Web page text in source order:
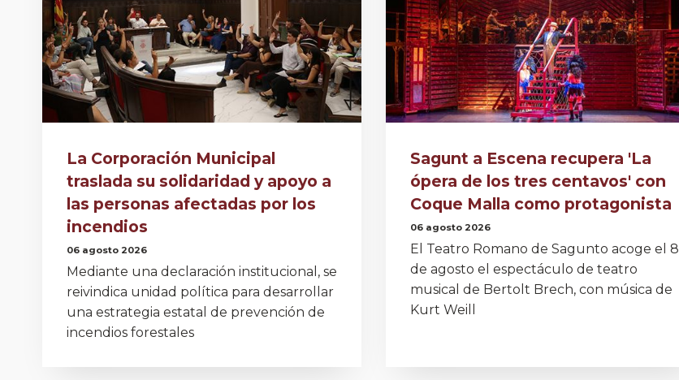
La Corporación Municipal
traslada su solidaridad y apoyo a
las personas afectadas por los
incendios
06 agosto 2026
Mediante una declaración institucional, se
reivindica unidad política para desarrollar
una estrategia estatal de prevención de
incendios forestales
Sagunt a Escena recupera 'La
ópera de los tres centavos' con
Coque Malla como protagonista
06 agosto 2026
El Teatro Romano de Sagunto acoge el 8
de agosto el espectáculo de teatro
musical de Bertolt Brech, con música de
Kurt Weill